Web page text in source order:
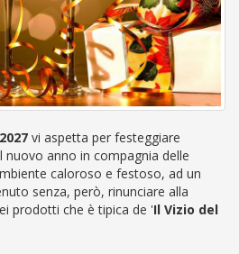
vi aspetta per festeggiare
anno in compagnia delle
caloroso e festoso, ad un
senza, però, rinunciare alla
prodotti che è tipica de 'Il Vizio del